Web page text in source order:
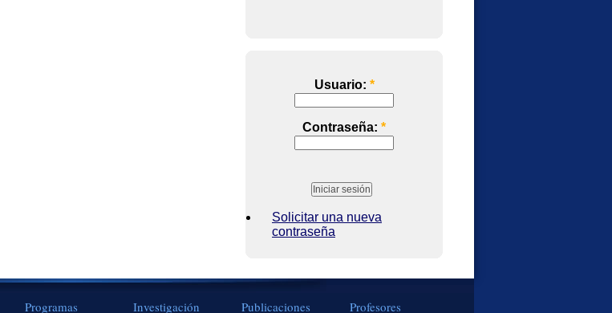
Usuario: *
Contraseña: *
Solicitar una nueva
contraseña
Programas Investigación Publicaciones Profesores